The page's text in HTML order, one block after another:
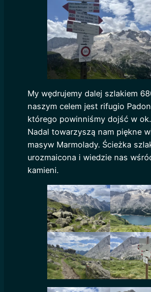
My wędrujemy dalej szlakiem
naszym celem jest rifugio
którego powinniśmy dojść w
Nadal towarzyszą nam piękne
masyw Marmolady. Ścieżka
urozmaicona i wiedzie nas
kamieni.